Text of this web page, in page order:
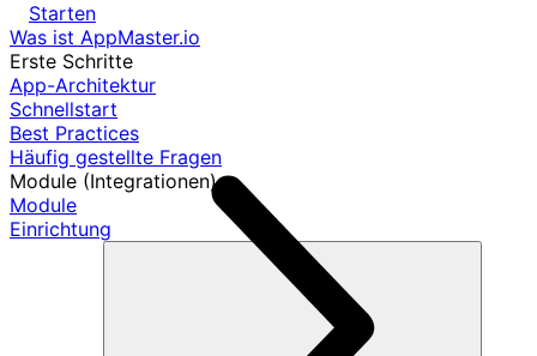
Starten
Was ist AppMaster.io
Erste Schritte
App-Architektur
Schnellstart
Best Practices
Häufig gestellte Fragen
Module (Integrationen)
Module
Einrichtung